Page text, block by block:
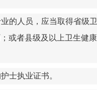
的人员，应当取得省级
或者县级及以上卫生健
士执业证书。